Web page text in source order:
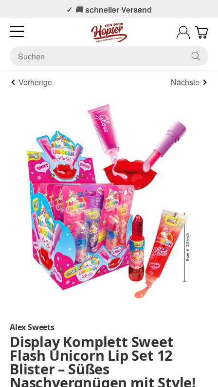
📞 Persönlicher Support🚚 schneller Versand
Vorherige Nächste
Alex Sweets
Display Komplett Sweet
Flash Unicorn Lip Set 12
Blister – Süßes
Naschvergnügen mit Style!